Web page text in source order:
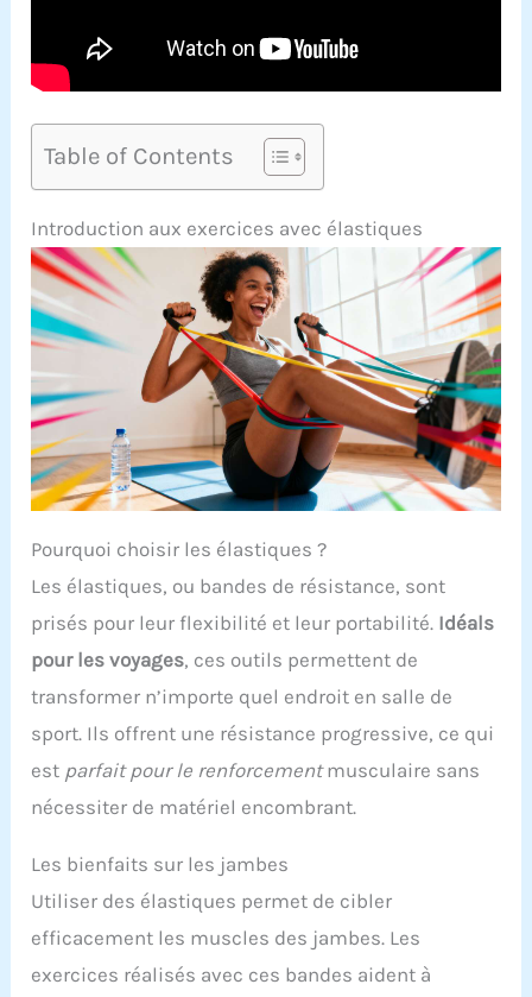
Table of Contents
Introduction aux exercices avec élastiques
Pourquoi choisir les élastiques ?
Les élastiques, ou bandes de résistance, sont
prisés pour leur flexibilité et leur portabilité. Idéals
pour les voyages, ces outils permettent de
transformer n’importe quel endroit en salle de
sport. Ils offrent une résistance progressive, ce qui
est parfait pour le renforcementmusculaire sans
nécessiter de matériel encombrant.
Les bienfaits sur les jambes
Utiliser des élastiques permet de cibler
efficacement les muscles des jambes. Les
exercices réalisés avec ces bandes aident à